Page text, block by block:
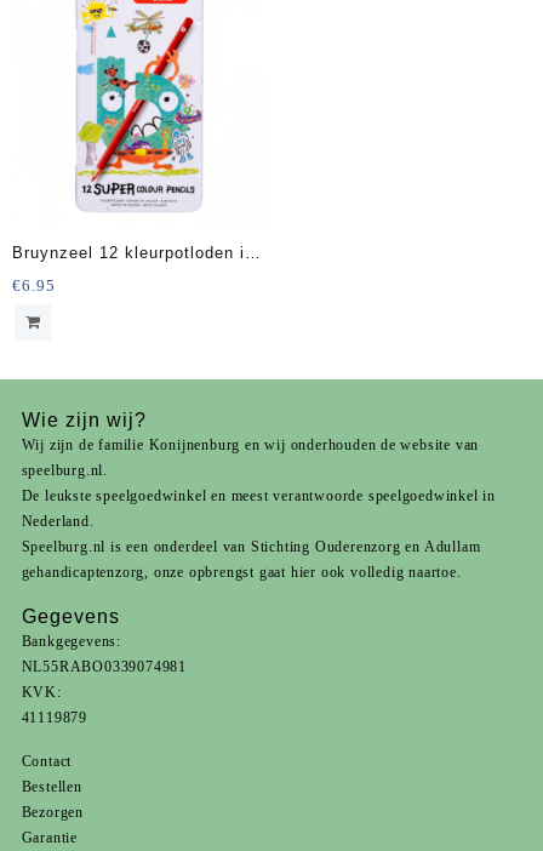
Bruynzeel 12 kleurpotloden in
blikje
€6.95
Wie zijn wij?
Wij zijn de familie Konijnenburg en wij onderhouden de website van
speelburg.nl.
De leukste speelgoedwinkel en meest verantwoorde speelgoedwinkel in
Nederland.
Speelburg.nl is een onderdeel van Stichting Ouderenzorg en Adullam
gehandicaptenzorg , onze opbrengst gaat hier ook volledig naartoe.
Gegevens
Bankgegevens:
NL55RABO0339074981
KVK:
41119879
Contact
Bestellen
Bezorgen
Garantie